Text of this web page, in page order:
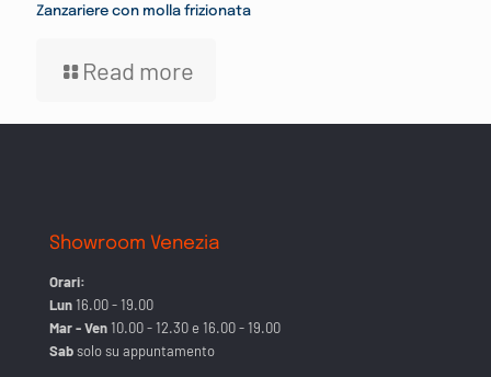
Zanzariere con molla frizionata
Read more
Showroom Venezia
Orari:
Lun16.00 - 19.00
Mar - Ven10.00 - 12.30 e 16.00 - 19.00
Sabsolo su appuntamento